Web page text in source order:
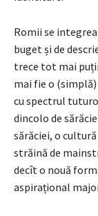
Romii se
buget și de
trece tot mai
mai fie o
cu spectrul
dincolo de
sărăciei, o
străină de
decît o nouă
aspirațional